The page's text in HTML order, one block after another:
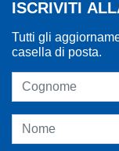
ISCRIVITI
Tutti gli
casella di posta.